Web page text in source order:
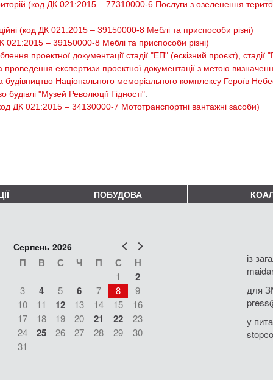
(код ДК 021:2015 – 77310000-6 Послуги з озеленення
(код ДК 021:2015 – 39150000-8 Меблі та приспособи різні)
021:2015 – 39150000-8 Меблі та приспособи різні)
проектної документації стадії "ЕП" (ескізний проєкт), стадії
експертизи проектної документації з метою
будівництво Національного меморіального комплексу Героїв
будівлі "Музей Революції Гідності".
ДК 021:2015 – 34130000-7 Мототранспортні вантажні засоби)
ПОБУДОВА
Попер
Серпень 2026
П В С Ч П С Н
1 2
3 4 5 6 7 8
9
10
11 12 13 14 15
16
17
18 19 20 21 22
23
24
25 26 27 28 29
30
31
із
для
у